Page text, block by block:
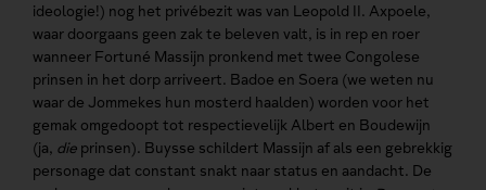
ideologie!) nog het privébezit was van Leopold II. Axpoele,
waar doorgaans geen zak te beleven valt, is in rep en roer
wanneer Fortuné Massijn pronkend met twee Congolese
prinsen in het dorp arriveert. Badoe en Soera (we weten nu
waar de Jommekes hun mosterd haalden) worden voor het
gemak omgedoopt tot respectievelijk Albert en Boudewijn
(ja, die prinsen). Buysse schildert Massijn af als een gebrekkig
personage dat constant snakt naar status en aandacht. De